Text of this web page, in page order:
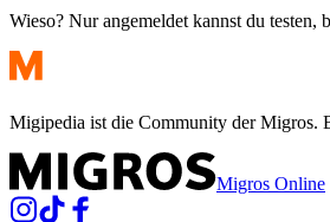
Wieso? Nur angemeldet kannst du testen,
Migipedia ist die Community der Migros.
Migros Online